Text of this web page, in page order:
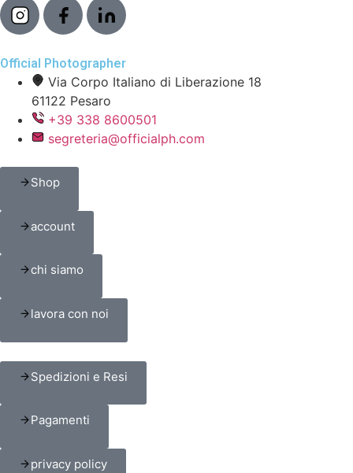
Official Photographer
Via Corpo Italiano di Liberazione 18
61122 Pesaro
+39 338 8600501
segreteria@officialph.com
Shop
account
chi siamo
lavora con noi
Spedizioni e Resi
Pagamenti
privacy policy